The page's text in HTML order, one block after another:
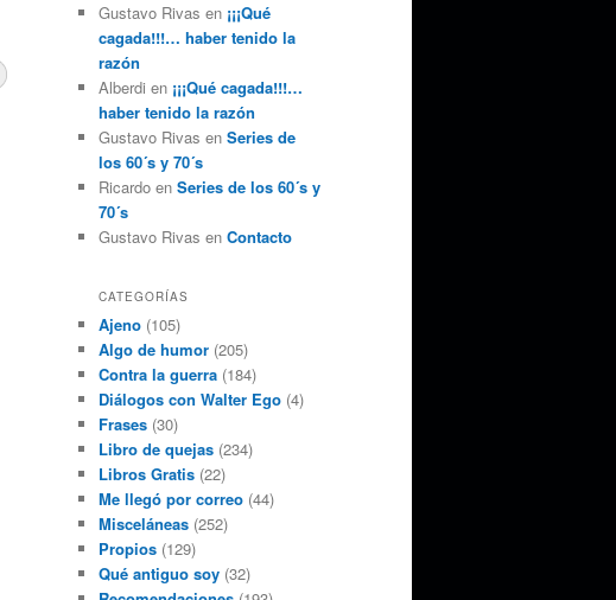
Gustavo Rivas en ¡¡¡Qué
cagada!!!… haber tenido la
razón
Alberdi en ¡¡¡Qué cagada!!!…
haber tenido la razón
Gustavo Rivas en Series de
los 60´s y 70´s
Ricardo en Series de los 60´s y
70´s
Gustavo Rivas en Contacto
CATEGORÍAS
Ajeno (105)
Algo de humor (205)
Contra la guerra (184)
Diálogos con Walter Ego (4)
Frases (30)
Libro de quejas (234)
Libros Gratis (22)
Me llegó por correo (44)
Misceláneas (252)
Propios (129)
Qué antiguo soy (32)